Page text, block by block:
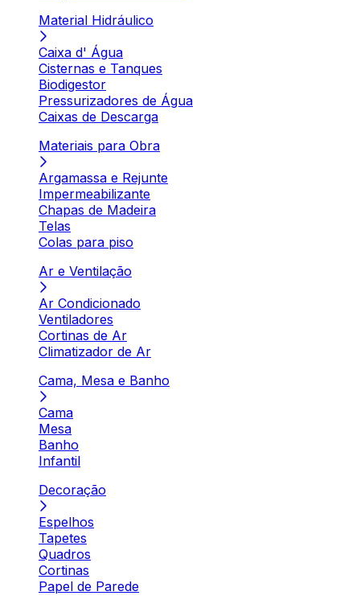
Material Hidráulico
Caixa d' Água
Cisternas e Tanques
Biodigestor
Pressurizadores de Água
Caixas de Descarga
Materiais para Obra
Argamassa e Rejunte
Impermeabilizante
Chapas de Madeira
Telas
Colas para piso
Ar e Ventilação
Ar Condicionado
Ventiladores
Cortinas de Ar
Climatizador de Ar
Cama, Mesa e Banho
Cama
Mesa
Banho
Infantil
Decoração
Espelhos
Tapetes
Quadros
Cortinas
Papel de Parede